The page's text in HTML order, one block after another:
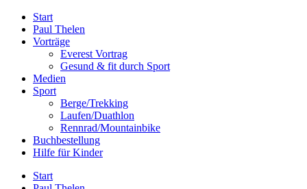
Zum
Inhalt
springen
Start
Paul Thelen
Vorträge
Everest Vortrag
Gesund & fit durch Sport
Medien
Sport
Berge/Trekking
Laufen/Duathlon
Rennrad/Mountainbike
Buchbestellung
Hilfe für Kinder
Start